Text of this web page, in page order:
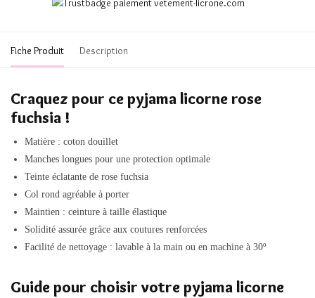
Fiche Produit Description
Craquez pour ce pyjama licorne rose
fuchsia !
Matière : coton douillet
Manches longues pour une protection optimale
Teinte éclatante de rose fuchsia
Col rond agréable à porter
Maintien : ceinture à taille élastique
Solidité assurée grâce aux coutures renforcées
Facilité de nettoyage : lavable à la main ou en machine à 30º
Guide pour choisir votre pyjama licorne